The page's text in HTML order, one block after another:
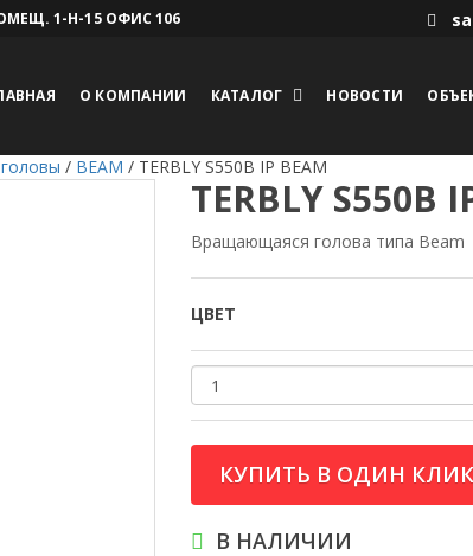
1-Н-15 ОФИС 106
О КОМПАНИИ КАТАЛОГ НОВОСТИ
/ BEAM / TERBLY S550B IP BEAM
TERBLY S550B
Вращающаяся голова типа Beam
ЦВЕТ
КУПИТЬ В ОДИН КЛИК
В НАЛИЧИИ